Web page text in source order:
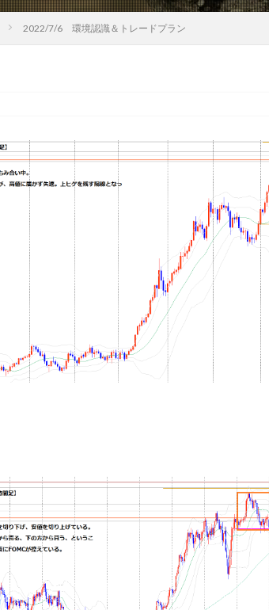
2022/7/6 環境認識＆トレードプラン